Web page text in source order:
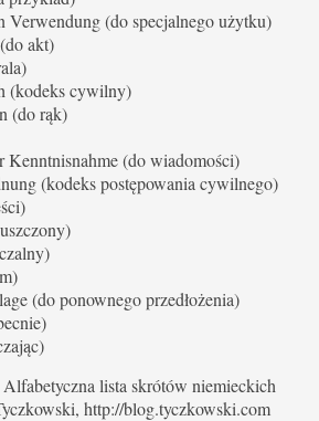
Verwendung (do specjalnego użytku)
akt)
(kodeks cywilny)
(do rąk)
(do wiadomości)
(kodeks postępowania cywilnego)
(do ponownego przedłożenia)
lista skrótów niemieckich
http://blog.tyczkowski.com